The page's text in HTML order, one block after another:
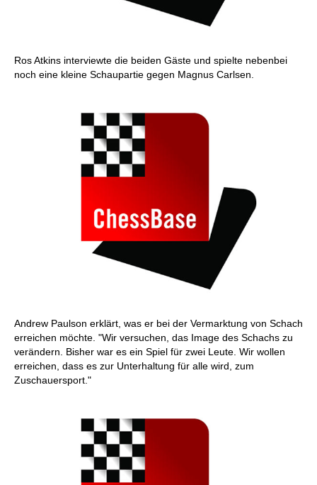
Ros Atkins interviewte die beiden Gäste und spielte nebenbei
noch eine kleine Schaupartie gegen Magnus Carlsen.
Andrew Paulson erklärt, was er bei der Vermarktung von Schach
erreichen möchte. "Wir versuchen, das Image des Schachs zu
verändern. Bisher war es ein Spiel für zwei Leute. Wir wollen
erreichen, dass es zur Unterhaltung für alle wird, zum
Zuschauersport."